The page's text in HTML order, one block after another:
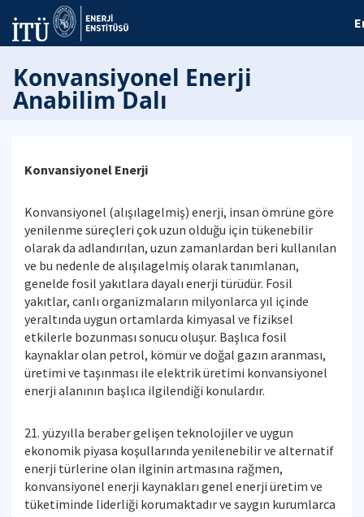
Konvansiyonel Enerji
Anabilim Dalı
Konvansiyonel Enerji
Konvansiyonel (alışılagelmiş) enerji, insan ömrüne göre
yenilenme süreçleri çok uzun olduğu için tükenebilir
olarak da adlandırılan, uzun zamanlardan beri kullanılan
ve bu nedenle de alışılagelmiş olarak tanımlanan,
genelde fosil yakıtlara dayalı enerji türüdür. Fosil
yakıtlar, canlı organizmaların milyonlarca yıl içinde
yeraltında uygun ortamlarda kimyasal ve fiziksel
etkilerle bozunması sonucu oluşur. Başlıca fosil
kaynaklar olan petrol, kömür ve doğal gazın aranması,
üretimi ve taşınması ile elektrik üretimi konvansiyonel
enerji alanının başlıca ilgilendiği konulardır.
21. yüzyılla beraber gelişen teknolojiler ve uygun
ekonomik piyasa koşullarında yenilenebilir ve alternatif
enerji türlerine olan ilginin artmasına rağmen,
konvansiyonel enerji kaynakları genel enerji üretim ve
tüketiminde liderliği korumaktadır ve saygın kurumlarca